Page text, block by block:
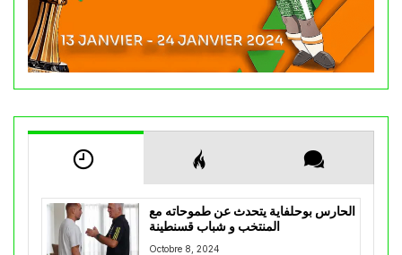
الحارس بوحلفاية يتحدث عن طموحاته مع
المنتخب و شباب قسنطينة
Octobre 8, 2024